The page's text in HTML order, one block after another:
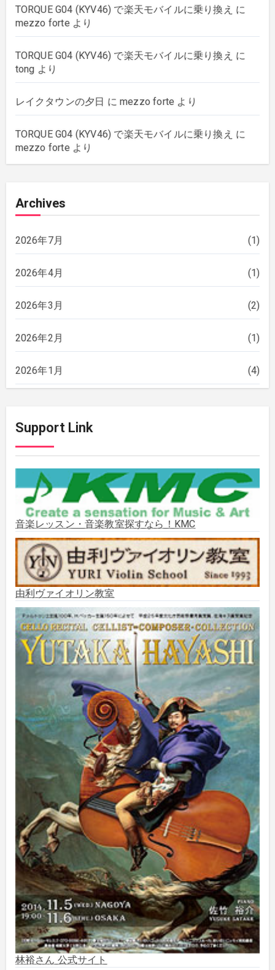
TORQUE G04 (KYV46) で楽天モバイルに乗り換え に
mezzo forteより
TORQUE G04 (KYV46) で楽天モバイルに乗り換え に
tong より
レイクタウンの夕日 にmezzo forte より
TORQUE G04 (KYV46) で楽天モバイルに乗り換え に
mezzo forteより
Archives
2026年7月 (1)
2026年4月 (1)
2026年3月 (2)
2026年2月 (1)
2026年1月 (4)
2025年11月
2025年10月 (2)
2025年9月 (3)
2025年8月 (5)
2025年7月 (3)
2025年6月 (1)
2025年5月 (5)
2025年3月 (1)
2025年2月
2025年1月 (3)
2024年12月
2024年11月
2024年10月 (5)
2024年9月 (6)
2024年8月 (10)
2024年7月 (1)
2024年6月 (6)
Support Link
音楽レッスン・音楽教室探すなら！KMC
由利ヴァイオリン教室
林裕さん 公式サイト